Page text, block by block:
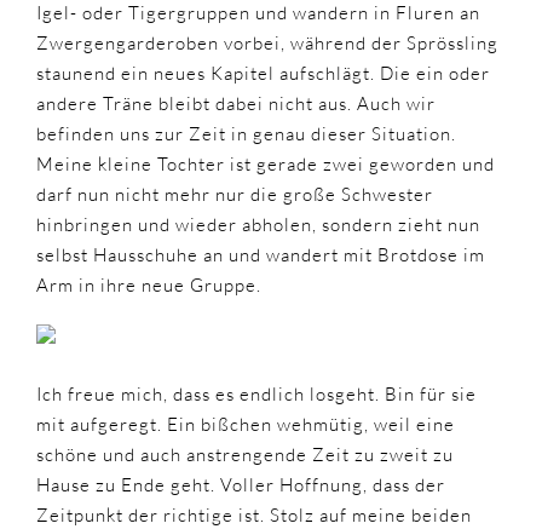
Igel- oder Tigergruppen und wandern in Fluren an
Zwergengarderoben vorbei, während der Sprössling
staunend ein neues Kapitel aufschlägt. Die ein oder
andere Träne bleibt dabei nicht aus. Auch wir
befinden uns zur Zeit in genau dieser Situation.
Meine kleine Tochter ist gerade zwei geworden und
darf nun nicht mehr nur die große Schwester
hinbringen und wieder abholen, sondern zieht nun
selbst Hausschuhe an und wandert mit Brotdose im
Arm in ihre neue Gruppe.
Ich freue mich, dass es endlich losgeht. Bin für sie
mit aufgeregt. Ein bißchen wehmütig, weil eine
schöne und auch anstrengende Zeit zu zweit zu
Hause zu Ende geht. Voller Hoffnung, dass der
Zeitpunkt der richtige ist. Stolz auf meine beiden